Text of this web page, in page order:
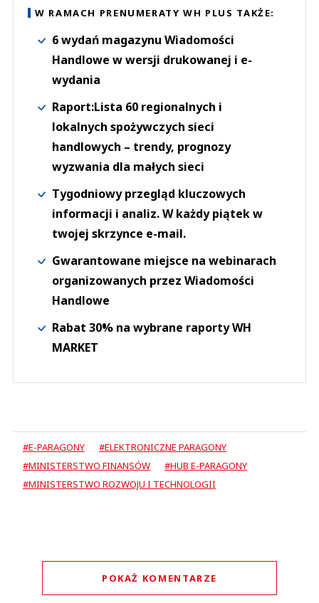
W RAMACH PRENUMERATY WH PLUS TAKŻE:
6 wydań magazynu Wiadomości
Handlowe w wersji drukowanej i e-
wydania
Raport:Lista 60 regionalnych i
lokalnych spożywczych sieci
handlowych – trendy, prognozy
wyzwania dla małych sieci
Tygodniowy przegląd kluczowych
informacji i analiz. W każdy piątek w
twojej skrzynce e-mail.
Gwarantowane miejsce na webinarach
organizowanych przez Wiadomości
Handlowe
Rabat 30% na wybrane raporty WH
MARKET
#E-PARAGONY
#ELEKTRONICZNE PARAGONY
#MINISTERSTWO FINANSÓW
#HUB E-PARAGONY
#MINISTERSTWO ROZWOJU I TECHNOLOGII
POKAŻ KOMENTARZE